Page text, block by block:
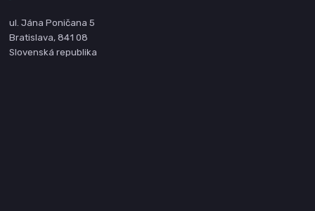
ul. Jána Poničana 5
Bratislava, 841 08
Slovenská republika